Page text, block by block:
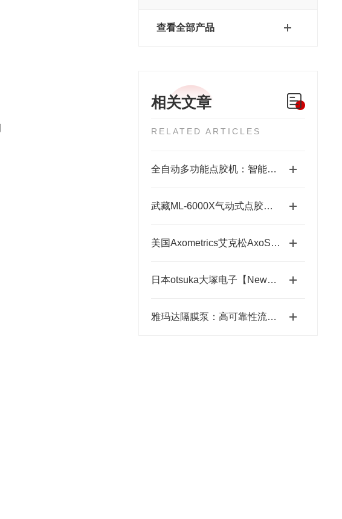
查看全部产品
相关文章
RELATED ARTICLES
全自动多功能点胶机：智能制造中的精密“画师”
武藏ML-6000X气动式点胶机维护体系：从预防性保养到智能运维
美国Axometrics艾克松AxoScan穆勒矩阵/旋光仪
日本otsuka大塚电子【New】RETS-100nx相位差测量装置
雅玛达隔膜泵：高可靠性流体输送的工业优选